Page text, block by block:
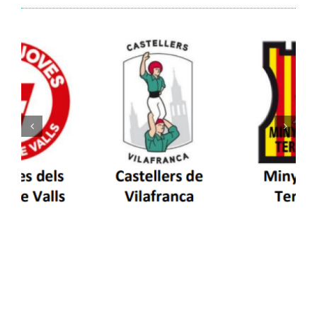
Els Castellers de Vilafranca unieixen tradició i
patrimoni en un viatge de colla a la Vall
d’Aran i a la Vall de Boí